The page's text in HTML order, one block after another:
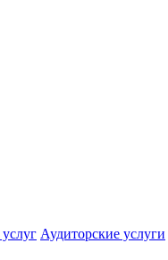
Аудиторские услуги